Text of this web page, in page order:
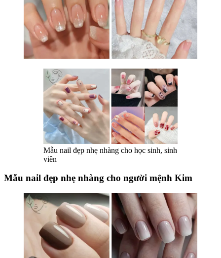
Mẫu nail đẹp nhẹ nhàng cho học sinh, sinh
viên
Mẫu nail đẹp nhẹ nhàng cho người mệnh Kim